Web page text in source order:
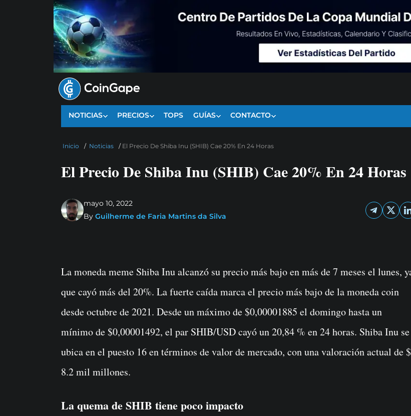
NOTICIAS PRECIOS TOPS GUÍAS CONTACTO
Inicio / Noticias / El Precio De Shiba Inu (SHIB) Cae 20% En 24 Horas
El Precio De Shiba Inu (SHIB) Cae 20% En 24 Horas
mayo 10, 2022
By Guilherme de Faria Martins da Silva
La moneda meme Shiba Inu alcanzó su precio más bajo en más de 7 meses el lunes, ya
que cayó más del 20%. La fuerte caída marca el precio más bajo de la moneda coin
desde octubre de 2021. Desde un máximo de $0,00001885 el domingo hasta un
mínimo de $0,00001492, el par SHIB/USD cayó un 20,84 % en 24 horas. Shiba Inu se
ubica en el puesto 16 en términos de valor de mercado, con una valoración actual de $
8.2 mil millones.
La quema de SHIB tiene poco impacto